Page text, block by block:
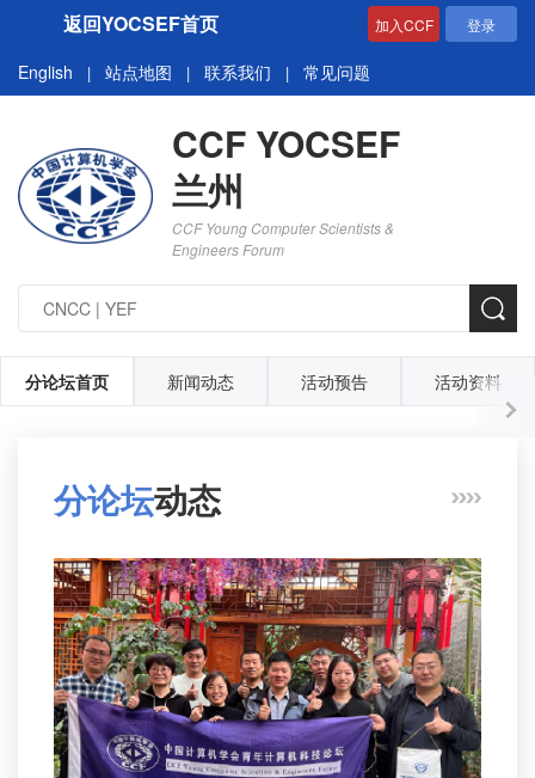
返回YOCSEF首页 加入CCF 登录
English | 站点地图 | 联系我们 | 常见问题
CCF YOCSEF
兰州
CCF Young Computer Scientists &
Engineers Forum
分论坛首页 新闻动态 活动预告 活动资料
分论坛动态